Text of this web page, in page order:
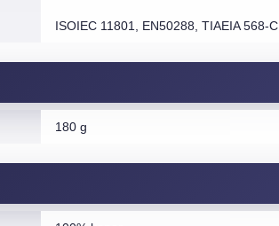
ISOIEC 11801, EN50288, TIAEIA 568-
180 g